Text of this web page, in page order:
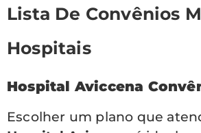
Lista De Convênios
Hospitais
Hospital Aviccena
Escolher um plano que